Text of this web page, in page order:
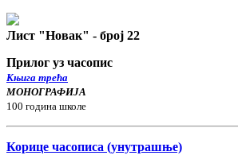
Лист "Новак" - број 22
Прилог уз часопис
Књига трећа
МОНОГРАФИЈА
100 година школе
Корице часописа (унутрашње)